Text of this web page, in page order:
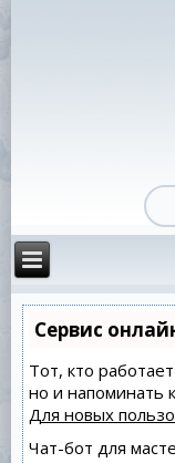
Сервис
Тот, кто
но и напоминать
Для новых
Чат-бот для